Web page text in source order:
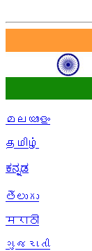
മലയാളം
தமிழ்
ಕನ್ನಡ
తెలుగు
मराठी
ગુજરાતી